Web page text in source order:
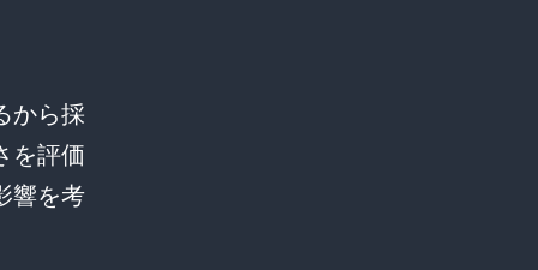
から採
を評価
響を考